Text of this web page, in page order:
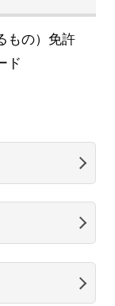
もの）免許
ド